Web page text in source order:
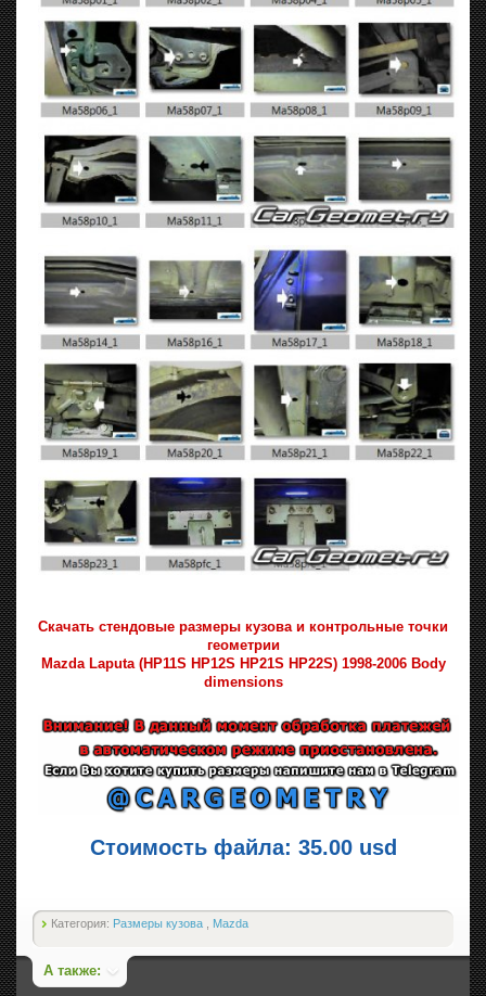
Скачать стендовые размеры кузова и контрольные точки
геометрии
Mazda Laputa (HP11S HP12S HP21S HP22S) 1998-2006 Body
dimensions
Стоимость файла: 35.00 usd
Категория: Размеры кузова Mazda
А также: